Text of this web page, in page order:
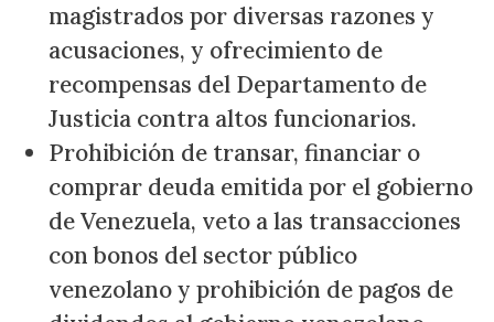
magistrados por diversas razones y
acusaciones, y ofrecimiento de
recompensas del Departamento de
Justicia contra altos funcionarios.
Prohibición de transar, financiar o
comprar deuda emitida por el gobierno
de Venezuela, veto a las transacciones
con bonos del sector público
venezolano y prohibición de pagos de